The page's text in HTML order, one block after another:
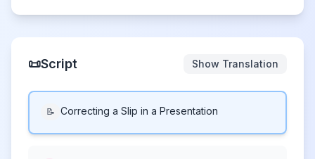
📜Script Show Translation
📝 Correcting a Slip in a Presentation